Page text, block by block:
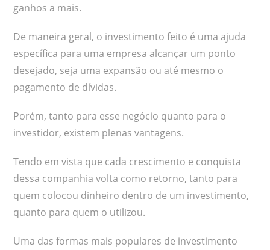
ganhos a mais.
De maneira geral, o investimento feito é uma ajuda
específica para uma empresa alcançar um ponto
desejado, seja uma expansão ou até mesmo o
pagamento de dívidas.
Porém, tanto para esse negócio quanto para o
investidor, existem plenas vantagens.
Tendo em vista que cada crescimento e conquista
dessa companhia volta como retorno, tanto para
quem colocou dinheiro dentro de um investimento,
quanto para quem o utilizou.
Uma das formas mais populares de investimento